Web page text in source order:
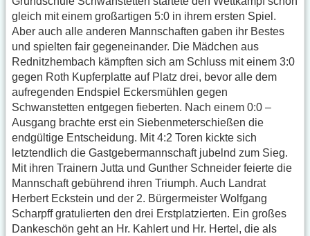
gleich mit einem großartigen 5:0 in ihrem ersten Spiel.
Aber auch alle anderen Mannschaften gaben ihr Bestes
und spielten fair gegeneinander. Die Mädchen aus
Rednitzhembach kämpften sich am Schluss mit einem 3:0
gegen Roth Kupferplatte auf Platz drei, bevor alle dem
aufregenden Endspiel Eckersmühlen gegen
Schwanstetten entgegen fieberten. Nach einem 0:0 –
Ausgang brachte erst ein Siebenmeterschießen die
endgültige Entscheidung. Mit 4:2 Toren kickte sich
letztendlich die Gastgebermannschaft jubelnd zum Sieg.
Mit ihren Trainern Jutta und Gunther Schneider feierte die
Mannschaft gebührend ihren Triumph. Auch Landrat
Herbert Eckstein und der 2. Bürgermeister Wolfgang
Scharpff gratulierten den drei Erstplatzierten. Ein großes
Dankeschön geht an Hr. Kahlert und Hr. Hertel, die als